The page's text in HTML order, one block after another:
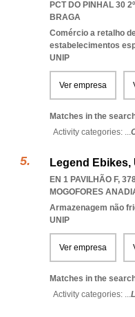
PCT DO PINHAL 30
BRAGA
Comércio a retalho
estabelecimentos
UNIP
Ver empresa
Matches in the
Activity categories: ...
Legend
EN 1 PAVILHÃO F,
MOGOFORES
Armazenagem não
UNIP
Ver empresa
Matches in the
Activity categories: ...